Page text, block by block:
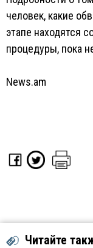
человек, какие
этапе находятся
процедуры, пока
News.am
Читайте